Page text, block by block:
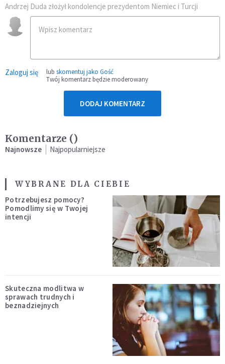
Andrzej Duda złożył kondolencje prezydentom Niemiec i Turcji
Zaloguj się lub skomentuj jako Gość
Twój komentarz będzie moderowany
DODAJ KOMENTARZ
Komentarze ()
Najnowsze Najpopularniejsze
WYBRANE DLA CIEBIE
Potrzebujesz pomocy?
Pomodlimy się w Twojej
intencji
Skuteczna modlitwa w
sprawach trudnych i
beznadziejnych